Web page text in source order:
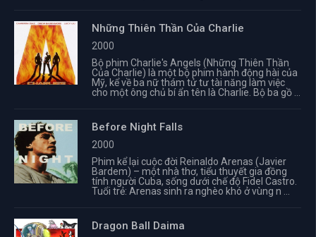
Những Thiên Thần Của Charlie
2000
Bộ phim Charlie's Angels (Những Thiên Thần
Của Charlie) là một bộ phim hành động hài của
Mỹ, kể về ba nữ thám tử tư tài năng làm việc
cho một ông chủ bí ẩn tên là Charlie. Bộ ba gồ ...
Before Night Falls
2000
Phim kể lại cuộc đời Reinaldo Arenas (Javier
Bardem) – một nhà thơ, tiểu thuyết gia đồng
tính người Cuba, sống dưới chế độ Fidel Castro.
Tuổi trẻ: Arenas sinh ra nghèo khó ở vùng n ...
Dragon Ball Daima